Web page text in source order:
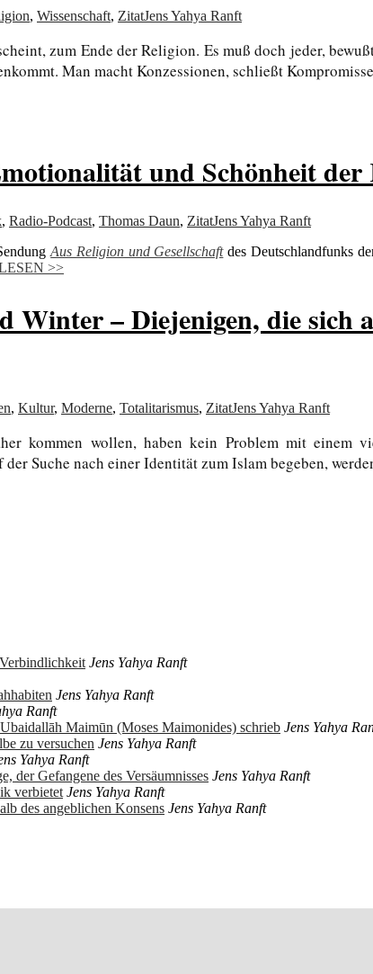
, Wissenschaft, ZitatJens Yahya Ranft
zum Ende der Religion. Es muß doch jeder,
Man macht Konzessionen, schließt
und Schönheit
, Radio-Podcast, Thomas Daun, ZitatJens Yahya Ranft
Aus Religion und Gesellschaftdes Deutschlandfunks
>>
– Diejenigen, die sich
, Kultur, Moderne, Totalitarismus, ZitatJens Yahya Ranft
kommen wollen, haben kein Problem mit einem
Suche nach einer Identität zum Islam begeben,
Jens Yahya Ranft
Jens Yahya Ranft
Ranft
Maimūn (Moses Maimonides) schrieb Jens Yahya
zu versuchen Jens Yahya Ranft
Yahya Ranft
der Gefangene des Versäumnisses Jens Yahya Ranft
verbietet Jens Yahya Ranft
des angeblichen Konsens Jens Yahya Ranft